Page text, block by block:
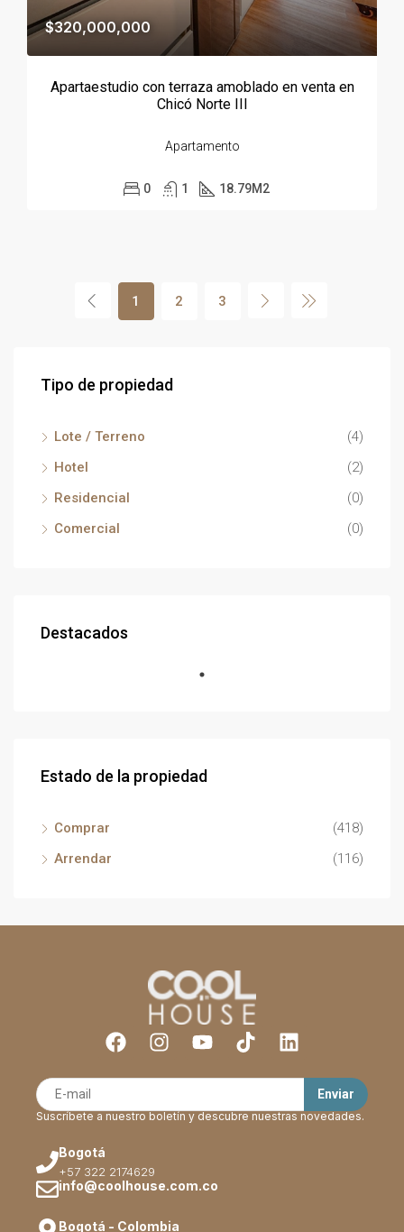
$320,000,000
Apartaestudio con terraza amoblado en venta en
Chicó Norte III
Apartamento
0 1 18.79M2
1 2 3
Tipo de propiedad
Lote / Terreno
(4)
Hotel
(2)
Residencial
(0)
Comercial
(0)
Destacados
Estado de la propiedad
Comprar
(418)
Arrendar
(116)
info@coolhouse.com.co
Bogotá
+57 322 2174629
Suscríbete a nuestro boletín y descubre nuestras novedades.
Bogotá - Colombia